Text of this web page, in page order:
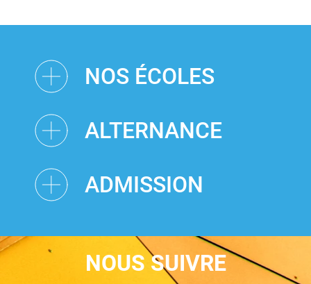
NOS ÉCOLES
ALTERNANCE
ADMISSION
NOUS SUIVRE